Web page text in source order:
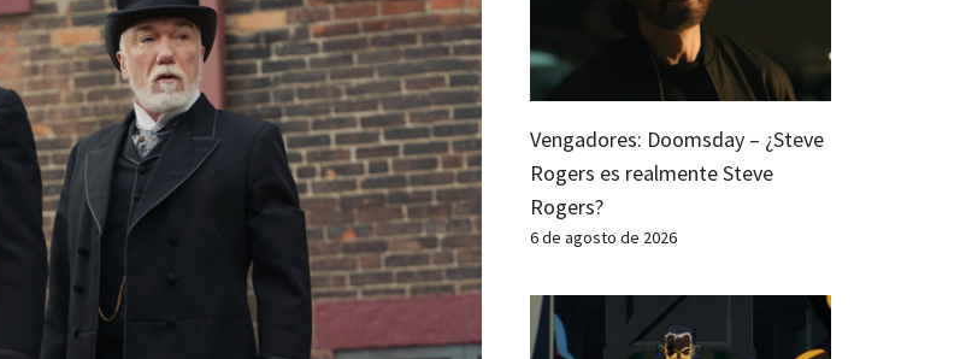
Vengadores: Doomsday – ¿Steve
Rogers es realmente Steve
Rogers?
6 de agosto de 2026